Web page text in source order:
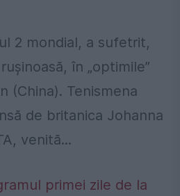
2 mondial, a sufetrit,
în „optimile”
(China). Tenismena
de britanica Johanna
venită...